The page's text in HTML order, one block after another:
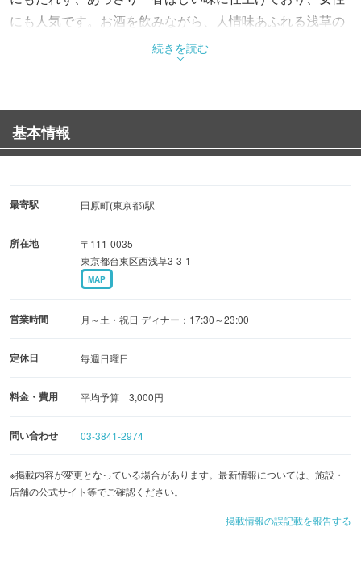
にも人気です。お酒を飲みながら、人情味あふれる浅草の
ひと時をお過ごし下さい。続きを読む
基本情報
最寄駅 田原町(東京都)駅
所在地
〒111-0035
東京都台東区西浅草3-3-1
MAP
営業時間 月～土・祝日 ディナー：17:30～23:00
定休日 毎週日曜日
料金・費用 平均予算 3,000円
問い合わせ 03-3841-2974
※掲載内容が変更となっている場合があります。最新情報については、施設・
店舗の公式サイト等でご確認ください。
掲載情報の誤記載を報告する